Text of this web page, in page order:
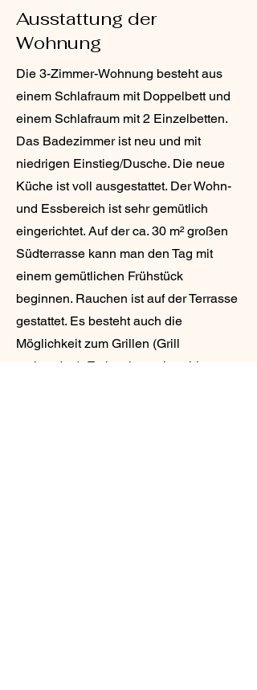
Ausstattung der
Wohnung
Die 3-Zimmer-Wohnung besteht aus
einem Schlafraum mit Doppelbett und
einem Schlafraum mit 2 Einzelbetten.
Das Badezimmer ist neu und mit
niedrigen Einstieg/Dusche. Die neue
Küche ist voll ausgestattet. Der Wohn-
und Essbereich ist sehr gemütlich
eingerichtet. Auf der ca. 30 m² großen
Südterrasse kann man den Tag mit
einem gemütlichen Frühstück
beginnen. Rauchen ist auf der Terrasse
gestattet. Es besteht auch die
Möglichkeit zum Grillen (Grill
vorhanden). Es ist eine sehr ruhige